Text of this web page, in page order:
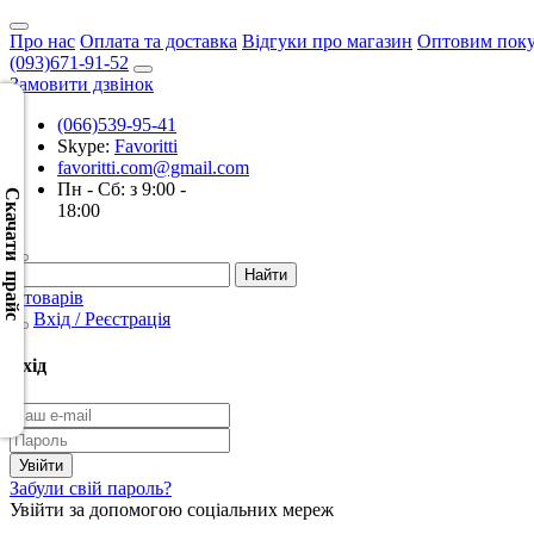
Про нас Оплата та доставка Відгуки про магазин Оптовим
(093)671-91-52
Замовити дзвінок
(066)539-95-41
Skype: Favoritti
favoritti.com@gmail.com
Пн - Сб: з 9:00 -
18:00
0 товарів
Вхід / Реєстрація
Вхід
Забули свій пароль?
Увійти за допомогою соціальних мереж
Скачати прайс
Скачать
XML
(Розн.)
Скачать
XML
(Опт)
Скачать
(Розн.)
Скачать
CSV
(Опт)